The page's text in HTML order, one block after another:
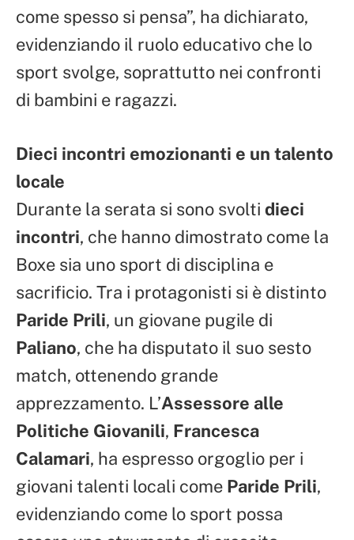
come spesso si pensa”, ha dichiarato,
evidenziando il ruolo educativo che lo
sport svolge, soprattutto nei confronti
di bambini e ragazzi.
Dieci incontri emozionanti e un talento
locale
Durante la serata si sono svolti dieci
incontri, che hanno dimostrato come la
Boxe sia uno sport di disciplina e
sacrificio. Tra i protagonisti si è distinto
Paride Prili, un giovane pugile di
Paliano, che ha disputato il suo sesto
match, ottenendo grande
apprezzamento. L’Assessore alle
Politiche Giovanili, Francesca
Calamari, ha espresso orgoglio per i
giovani talenti locali come Paride Prili,
evidenziando come lo sport possa